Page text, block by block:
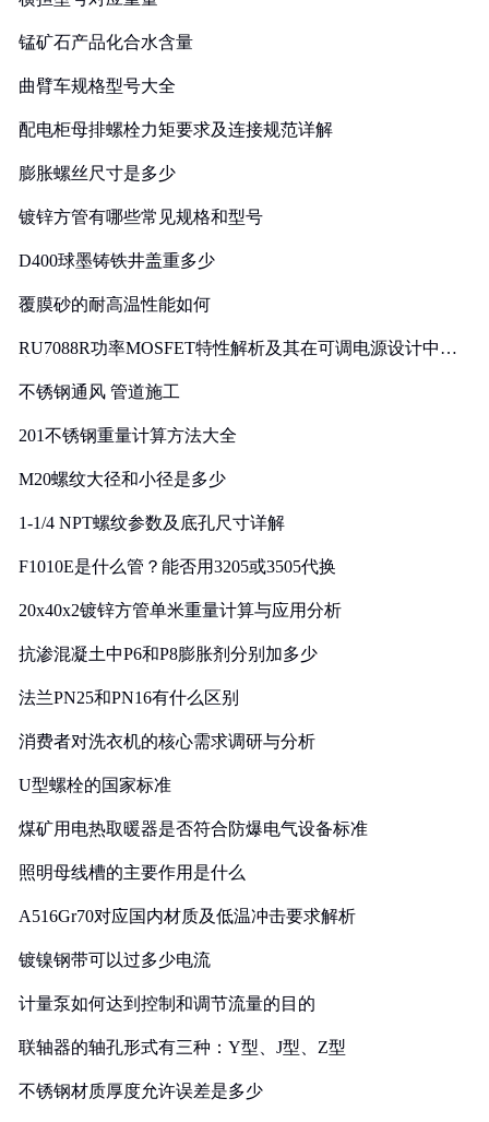
锰矿石产品化合水含量
曲臂车规格型号大全
配电柜母排螺栓力矩要求及连接规范详解
膨胀螺丝尺寸是多少
镀锌方管有哪些常见规格和型号
D400球墨铸铁井盖重多少
覆膜砂的耐高温性能如何
RU7088R功率MOSFET特性解析及其在可调电源设计中的
不锈钢通风 管道施工
201不锈钢重量计算方法大全
M20螺纹大径和小径是多少
1-1/4 NPT螺纹参数及底孔尺寸详解
F1010E是什么管？能否用3205或3505代换
20x40x2镀锌方管单米重量计算与应用分析
抗渗混凝土中P6和P8膨胀剂分别加多少
法兰PN25和PN16有什么区别
消费者对洗衣机的核心需求调研与分析
U型螺栓的国家标准
煤矿用电热取暖器是否符合防爆电气设备标准
照明母线槽的主要作用是什么
A516Gr70对应国内材质及低温冲击要求解析
镀镍钢带可以过多少电流
计量泵如何达到控制和调节流量的目的
联轴器的轴孔形式有三种：Y型、J型、Z型
不锈钢材质厚度允许误差是多少